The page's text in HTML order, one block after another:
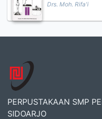
Drs. Moh. Rifa'i
PERPUSTAKAAN SMP
SIDOARJO